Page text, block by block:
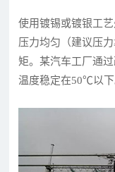
使用镀锡或镀银工
压力均匀（建议压
矩。某汽车工厂通
温度稳定在50℃以下